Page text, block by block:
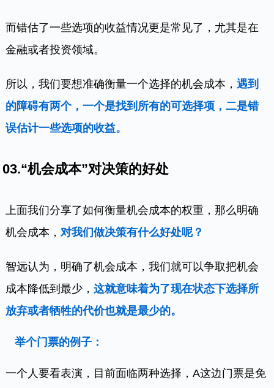
而错估了一些选项的收益情况更是常见了，尤其是在
金融或者投资领域。
所以，我们要想准确衡量一个选择的机会成本，遇到
的障碍有两个，一个是找到所有的可选择项，二是错
误估计一些选项的收益。
03.“机会成本”对决策的好处
上面我们分享了如何衡量机会成本的权重，那么明确
机会成本， 对我们做决策有什么好处呢？
智远认为，明确了机会成本，我们就可以争取把机会
成本降低到最少，这就意味着为了现在状态下选择所
放弃或者牺牲的代价也就是最少的。
举个门票的例子：
一个人要看表演，目前面临两种选择，A这边门票是免